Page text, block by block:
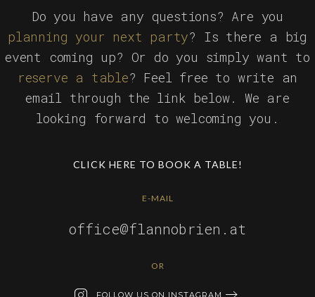
Do you have any questions? Are you
planning your next party? Is there a big
event coming up? Or do you simply want to
reserve a table? Feel free to write an
email through the link below. We are
looking forward to welcoming you.
CLICK HERE TO BOOK A TABLE!
E-MAIL
office@flannobrien.at
OR
FOLLOW US ON INSTAGRAM